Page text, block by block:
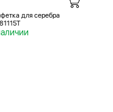
для серебра